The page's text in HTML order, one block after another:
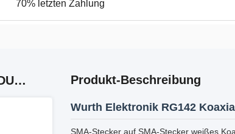
70% letzten Zahlung
VERWANDTE PRODUKTE Produkt-Beschreibung
Wurth Elektronik RG142
SMA-Stecker auf SMA-Stecker weißes